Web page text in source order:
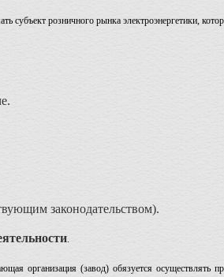
субъект розничного рынка электроэнергетики,
законодательством).
.
организация (завод) обязуется осуществлять